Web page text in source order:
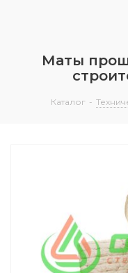
Маты
Каталог -